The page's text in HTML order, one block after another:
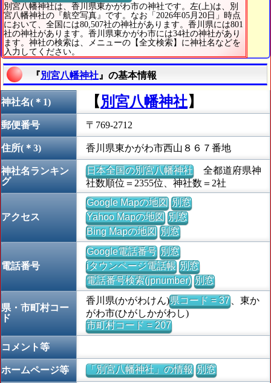
別宮八幡神社は、香川県東かがわ市の神社です。左(上)は、別
宮八幡神社の『航空写真』です。なお「2026年05月20日」時点
において、全国には80,507社の神社があります。香川県には801
社の神社があります。香川県東かがわ市には34社の神社があり
ます。神社の検索は、メニューの【全文検索】に神社名などを
入力してください。
『別宮八幡神社 』の基本情報
神社名(＊1) 【別宮八幡神社】
郵便番号 〒769-2712
住所(＊3) 香川県東かがわ市西山８６７番地
神社名ランキン
グ
日本全国の別宮八幡神社全都道府県神
社数順位＝2355位、神社数＝2社
アクセス
Google Mapの地図 別窓
Yahoo Mapの地図 別窓
Bing Mapの地図 別窓
電話番号
Google電話番号 別窓
iタウンページ電話帳 別窓
電話番号検索(jpnumber) 別窓
県・市町村コー
ド
香川県(かがわけん)県コード = 37、東か
がわ市(ひがしかがわし)
市町村コード = 207
コメント等
ホームページ等 「別宮八幡神社」の情報 別窓